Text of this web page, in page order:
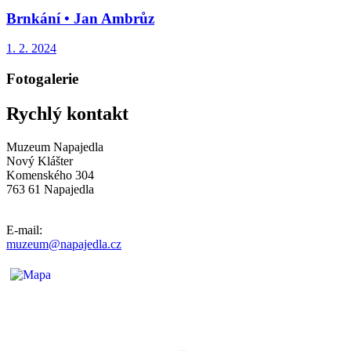
Brnkání • Jan Ambrůz
1. 2. 2024
Fotogalerie
Rychlý kontakt
Muzeum Napajedla
Nový Klášter
Komenského 304
763 61 Napajedla
E-mail:
muzeum@napajedla.cz